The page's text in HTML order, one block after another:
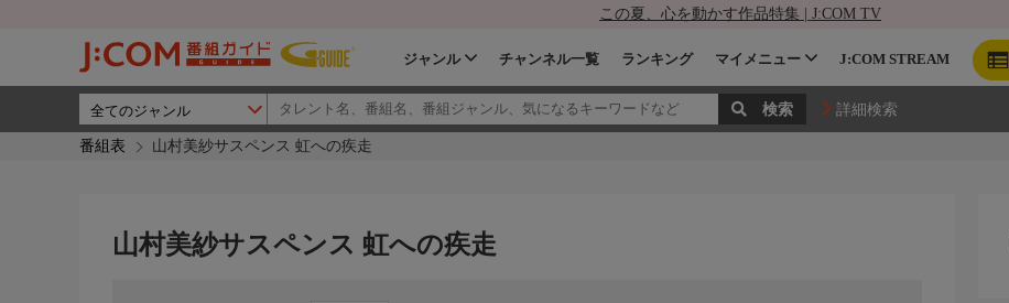
この夏、心を動かす作品特集 | J:COM TV
ジャンル チャンネル一覧 ランキング マイメニュー J:COM STREAM
詳細検索
番組表 山村美紗サスペンス 虹への疾走
山村美紗サスペンス 虹への疾走